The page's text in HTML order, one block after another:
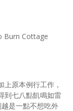
Burn Cottage
上原本例行工作，
到七八點飢鳴如雷
是一點不想吃外